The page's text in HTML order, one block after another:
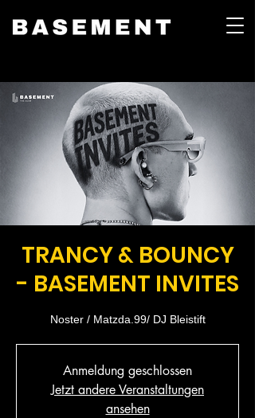
TRANCY & BOUNCY
- BASEMENT INVITES
Noster / Matzda.99/ DJ Bleistift
Anmeldung geschlossen
Jetzt andere Veranstaltungen
ansehen